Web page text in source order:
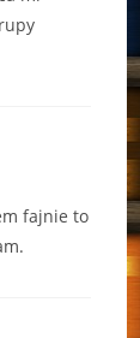
fajnie to